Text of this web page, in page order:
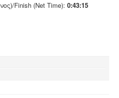
Finish (Net Time): 0:43:15